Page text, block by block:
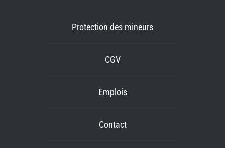
Protection des mineurs
CGV
Emplois
Contact